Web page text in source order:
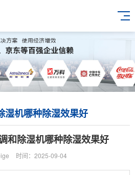
湿机哪种除湿效果好
和除湿机哪种除湿效果好
时间：2025-09-04